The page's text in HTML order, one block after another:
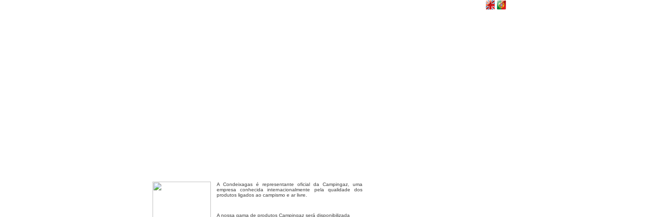
A Condeixagas é representante oficial da Campingaz, uma
empresa conhecida internacionalmente pela qualidade dos
produtos ligados ao campismo e ar livre.
A nossa gama de produtos Campingaz será disponibilizada